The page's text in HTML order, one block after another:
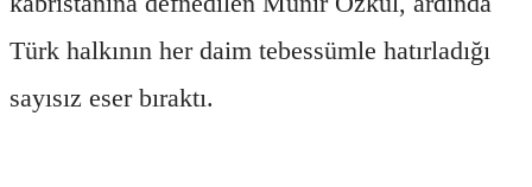
Türk halkının her daim tebessümle hatırladığı
sayısız eser bıraktı.